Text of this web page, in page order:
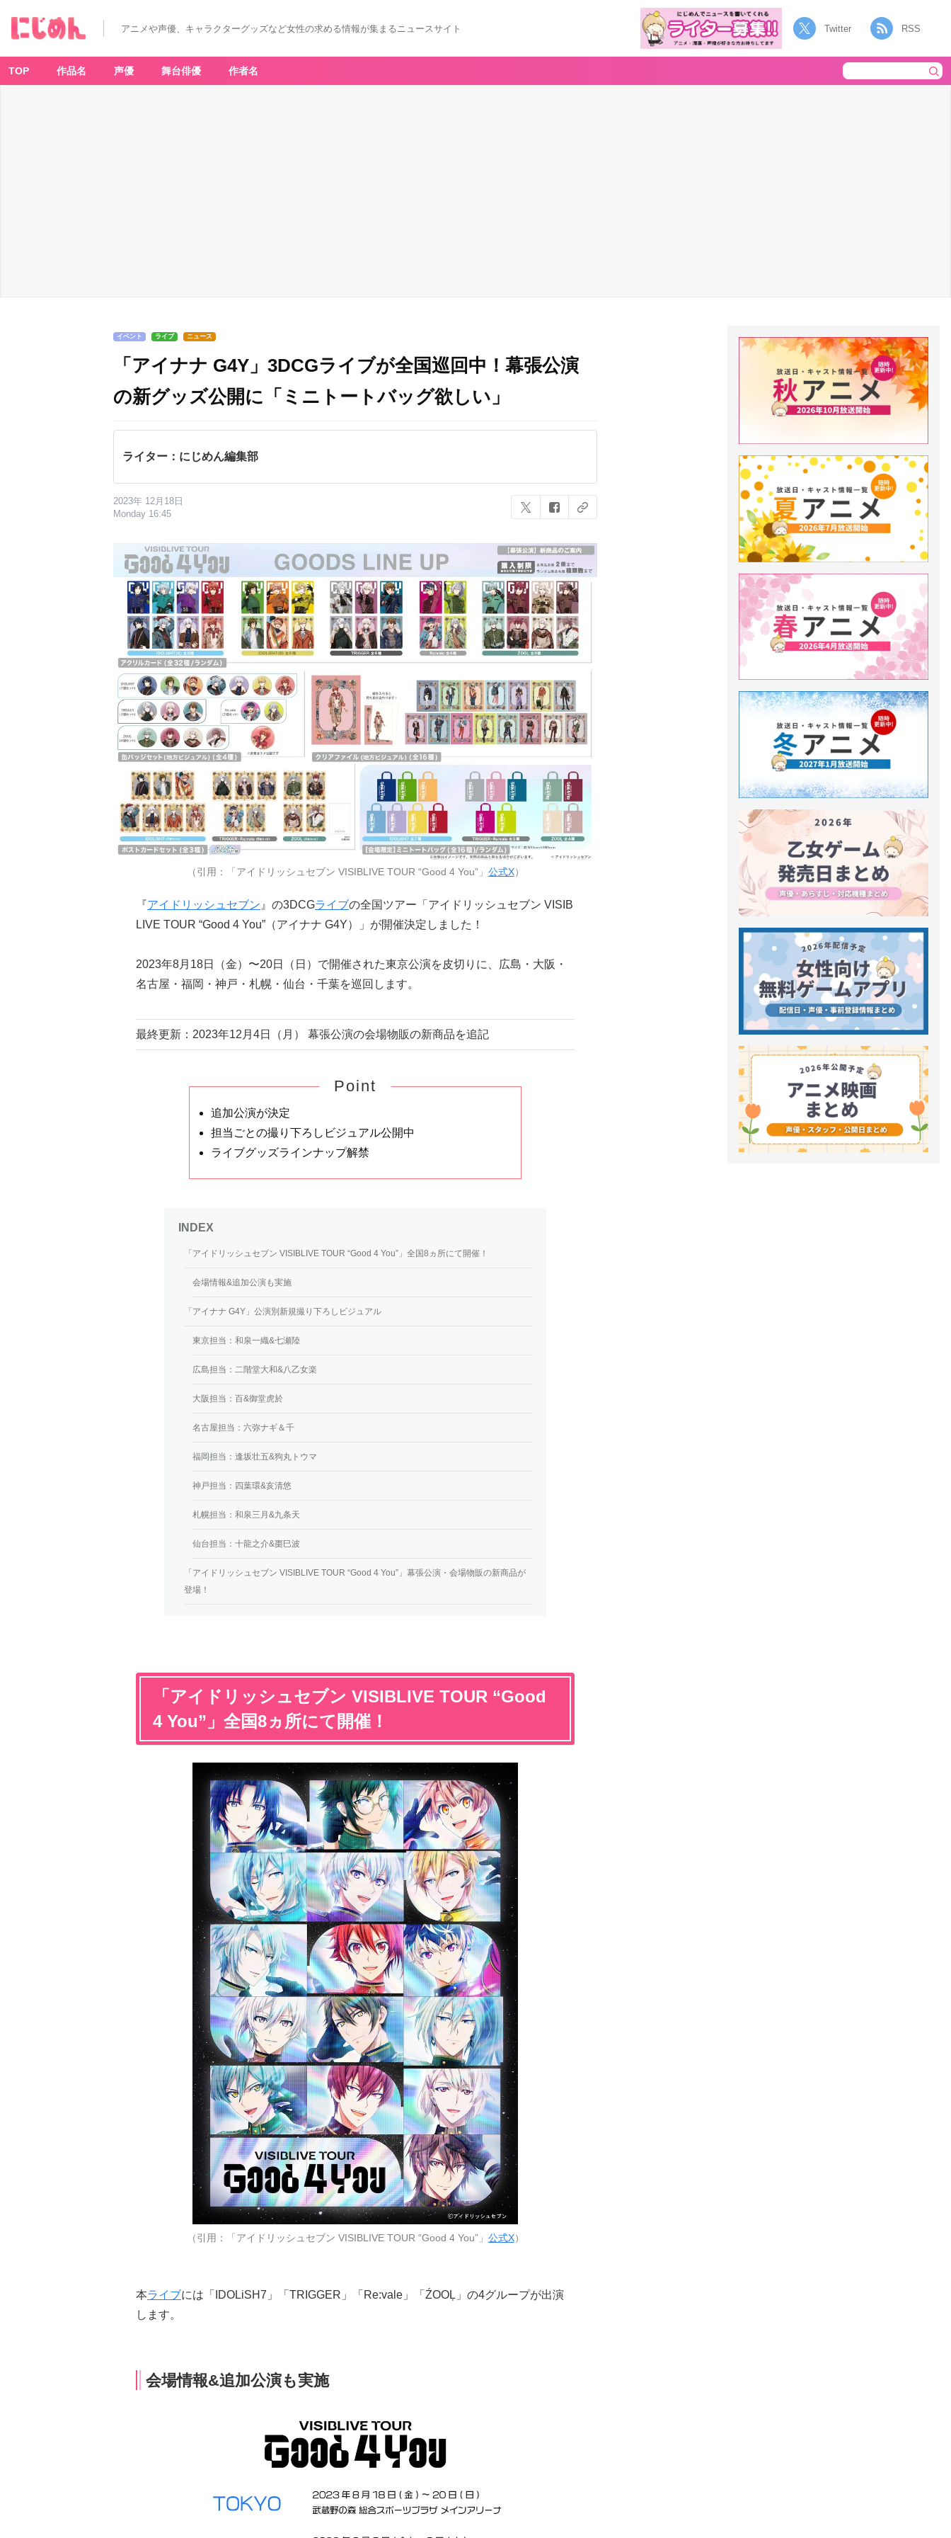
アニメや声優、キャラクターグッズなど女性の求める情報が集まるニュースサイト Twitter RSS
TOP 作品名 声優 舞台俳優 作者名
イベント ライブ ニュース
「アイナナ G4Y」3DCGライブが全国巡回中！幕張公演
の新グッズ公開に「ミニトートバッグ欲しい」
ライター：にじめん編集部
2023年 12月18日
Monday 16:45
（引用：「アイドリッシュセブン VISIBLIVE TOUR “Good 4 You”」 公式X）
『アイドリッシュセブン 』の3DCGライブの全国ツアー「アイドリッシュセブン VISIB
LIVE TOUR “Good 4 You”（アイナナ G4Y）」が開催決定しました！
2023年8月18日（金）〜20日（日）で開催された東京公演を皮切りに、広島・大阪・
名古屋・福岡・神戸・札幌・仙台・千葉を巡回します。
最終更新：2023年12月4日（月） 幕張公演の会場物販の新商品を追記
Point
追加公演が決定
担当ごとの撮り下ろしビジュアル公開中
ライブグッズラインナップ解禁
「アイドリッシュセブン VISIBLIVE TOUR “Good 4 You”」全国8ヵ所にて開催！
会場情報&追加公演も実施
「アイナナ G4Y」公演別新規撮り下ろしビジュアル
東京担当：和泉一織&七瀬陸
広島担当：二階堂大和&八乙女楽
大阪担当：百&御堂虎於
名古屋担当：六弥ナギ＆千
福岡担当：逢坂壮五&狗丸トウマ
神戸担当：四葉環&亥清悠
札幌担当：和泉三月&九条天
仙台担当：十龍之介&棗巳波
「アイドリッシュセブン VISIBLIVE TOUR “Good 4 You”」幕張公演・会場物販の新商品が
登場！
「アイドリッシュセブン VISIBLIVE TOUR “Good
4 You”」全国8ヵ所にて開催！
（引用：「アイドリッシュセブン VISIBLIVE TOUR “Good 4 You”」 公式X）
本ライブには「IDOLiSH7」「TRIGGER」「Re:vale」「ŹOOĻ」の4グループが出演
します。
会場情報&追加公演も実施